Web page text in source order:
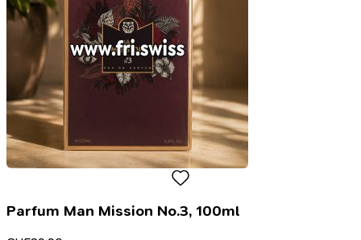
Parfum Man Mission No.3, 100ml